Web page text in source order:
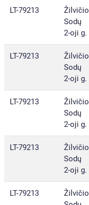
LT-79213
Žilvičio
Sodų
2-oji g.
LT-79213
Žilvičio
Sodų
2-oji g.
LT-79213
Žilvičio
Sodų
2-oji g.
LT-79213
Žilvičio
Sodų
2-oji g.
LT-79213
Žilvičio